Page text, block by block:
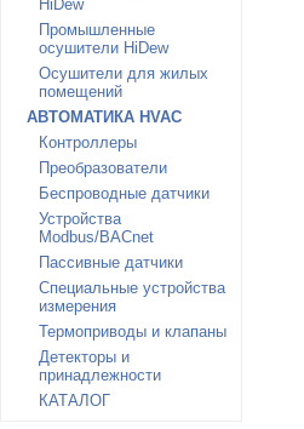
HiDew
Промышленные
осушители HiDew
Осушители для жилых
помещений
АВТОМАТИКА HVAC
Контроллеры
Преобразователи
Беспроводные датчики
Устройства
Modbus/BACnet
Пассивные датчики
Специальные устройства
измерения
Термоприводы и клапаны
Детекторы и
принадлежности
КАТАЛОГ